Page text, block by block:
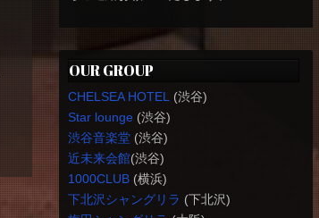
OUR GROUP
CHELSEA HOTEL
(渋谷)
Star lounge(渋谷)
渋谷音楽堂(渋谷)
近未来会館(渋谷)
1000CLUB(横浜)
下北沢シャングリラ (下北沢)